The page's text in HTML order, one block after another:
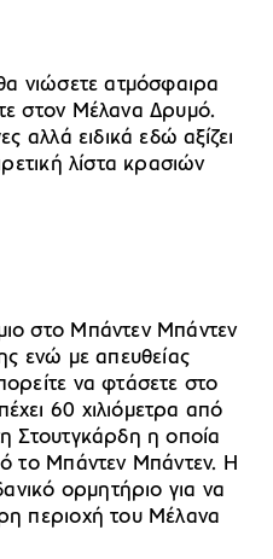
νιώσετε ατμόσφαιρα
στον Μέλανα Δρυμό.
αλλά ειδικά εδώ αξίζει
λίστα κρασιών
στο Μπάντεν Μπάντεν
ενώ με απευθείας
να φτάσετε στο
60 χιλιόμετρα από
Στουτγκάρδη η οποία
το Μπάντεν Μπάντεν. H
ορμητήριο για να
περιοχή του Μέλανα